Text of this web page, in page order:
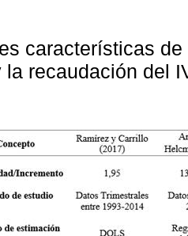
características
la recaudación del